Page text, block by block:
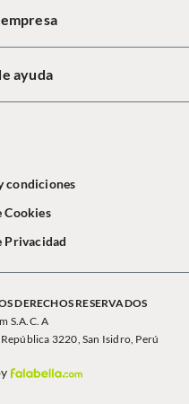
ayuda
condiciones
Cookies
Privacidad
DERECHOS RESERVADOS
S.A.C. A
República 3220, San Isidro, Perú